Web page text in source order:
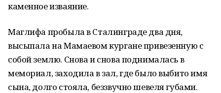
каменное изваяние.
Маглифа пробыла в Сталинграде два дня,
высыпала на Мамаевом кургане привезенную с
собой землю. Снова и снова поднималась в
мемориал, заходила в зал, где было выбито имя
сына, долго стояла, беззвучно шевеля губами.